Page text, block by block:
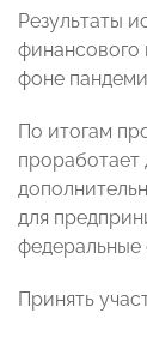
Результаты
фоне
По итогам
проработает
для
федеральные
Принять